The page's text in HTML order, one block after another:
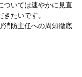
ついては速やかに見直
たいです。
消防主任への周知徹底